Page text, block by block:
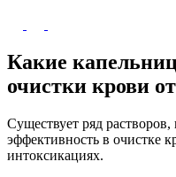
Какие
очистки крови
Существует ряд
эффективность в очистке
интоксикациях.